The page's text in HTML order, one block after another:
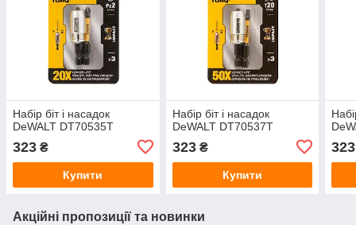
Набір біт і насадок
DeWALT DT70535T
323 ₴
Купити
Набір біт і насадок
DeWALT DT70537T
323₴
Купити
323
Акційні пропозиції та новинки